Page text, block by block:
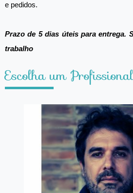
e pedidos.
Prazo de 5 dias úteis para entrega.
trabalho
Escolha um Profissional